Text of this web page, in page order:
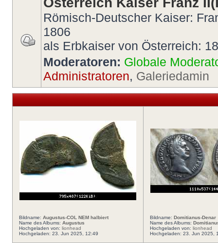
Römisch-Deutscher Kaiser:
1806
als Erbkaiser von Österreich:
Moderatoren: Globale
Administratoren, Galeriedamin
Bildname: Augustus-COL NEM halbiert
Name des Albums: Augustus
Hochgeladen von: lionhead
Hochgeladen: 23. Jun 2025, 12:49
Bildname: Domitianus-Denar
Name des Albums:
Hochgeladen von: lionhead
Hochgeladen: 23. Jun 2025,